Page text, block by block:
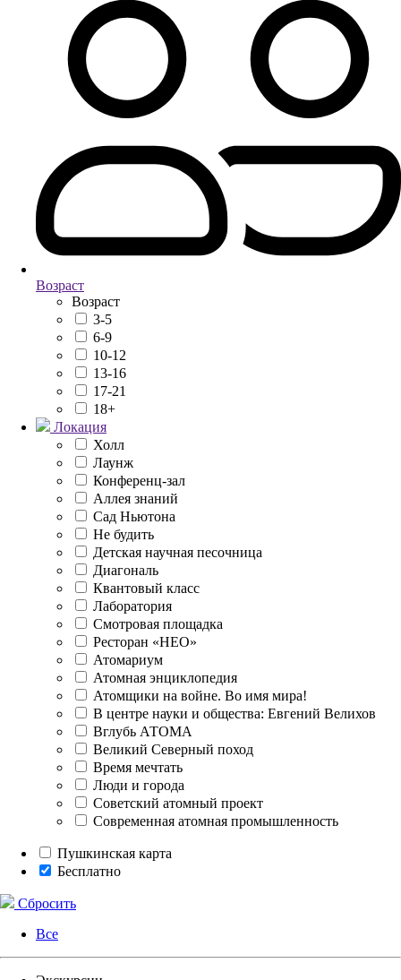
Возраст
Возраст
3-5
6-9
10-12
13-16
17-21
18+
Локация
Холл
Лаунж
Конференц-зал
Аллея знаний
Сад Ньютона
Не будить
Детская научная песочница
Диагональ
Квантовый класс
Лаборатория
Смотровая площадка
Ресторан «НЕО»
Атомариум
Атомная энциклопедия
Атомщики на войне. Во имя мира!
В центре науки и общества: Евгений Велихов
Вглубь АТОМА
Великий Северный поход
Время мечтать
Люди и города
Советский атомный проект
Современная атомная промышленность
Пушкинская карта
Бесплатно
Сбросить
Все